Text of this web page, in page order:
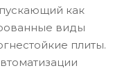
как
виды
плиты.